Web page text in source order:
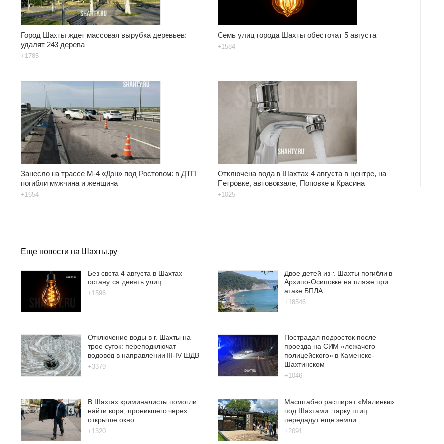
Город Шахты ждет массовая вырубка деревьев:
удалят 243 дерева
+1785
Семь улиц города Шахты обесточат 5 августа
+1584
Занесло на трассе М-4 «Дон» под Ростовом: в ДТП
погибли мужчина и женщина
+1654
Отключена вода в Шахтах 4 августа в центре, на
Петровке, автовокзале, Поповке и Красина
+1025
Еще новости на Шахты.ру
Без света 4 августа в Шахтах
останутся девять улиц
+1596
Двое детей из г. Шахты погибли в
Архипо-Осиповке на пляже при
атаке БПЛА
+18546
Отключение воды в г. Шахты на
трое суток: переподключат
водовод в направлении III-IV ШДВ
+3379
Пострадал подросток после
проезда на СИМ «лежачего
полицейского» в Каменске-
Шахтинском
+1046
В Шахтах криминалисты помогли
найти вора, проникшего через
открытое окно
+1320
Масштабно расширят «Малинки»
под Шахтами: парку птиц
передадут еще земли
+2091